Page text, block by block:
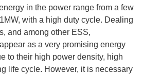
in the power range from a few
with a high duty cycle. Dealing
and among other ESS,
as a very promising energy
to their high power density, high
life cycle. However, it is necessary